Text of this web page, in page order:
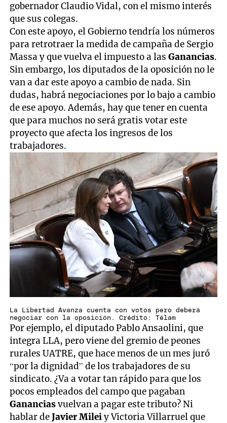
gobernador Claudio Vidal, con el mismo interés
que sus colegas.
Con este apoyo, el Gobierno tendría los números
para retrotraer la medida de campaña de Sergio
Massa y que vuelva el impuesto a lasGanancias.
Sin embargo, los diputados de la oposición no le
van a dar este apoyo a cambio de nada. Sin
dudas, habrá negociaciones por lo bajo a cambio
de ese apoyo. Además, hay que tener en cuenta
que para muchos no será gratis votar este
proyecto que afecta los ingresos de los
trabajadores.
La Libertad Avanza cuenta con votos pero deberá
negociar con la oposición. Crédito: Télam
Por ejemplo, el diputado Pablo Ansaolini, que
integra LLA, pero viene del gremio de peones
rurales UATRE, que hace menos de un mes juró
“por la dignidad” de los trabajadores de su
sindicato. ¿Va a votar tan rápido para que los
pocos empleados del campo que pagaban
Gananciasvuelvan a pagar este tributo? Ni
hablar deJavier Mileiy Victoria Villarruel que